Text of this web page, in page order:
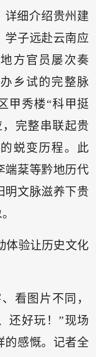
详细介绍贵州建
学子远赴云南应
方官员屡次奏
乡试的完整脉
甲秀楼“科甲挺
完整串联起贵
蜕变历程。此
端棻等黔地历代
明文脉滋养下贵
体验让历史文化
看图片不同，
还好玩！”现场
的感慨。记者全